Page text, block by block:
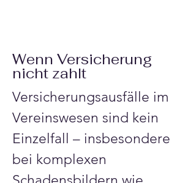
Wenn Versicherung
nicht zahlt
Versicherungsausfälle im
Vereinswesen sind kein
Einzelfall – insbesondere
bei komplexen